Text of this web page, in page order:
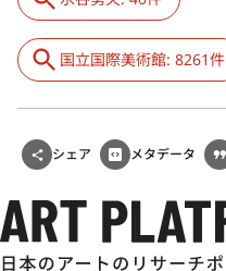
国立国際美術館: 8261件
シェア メタデータ